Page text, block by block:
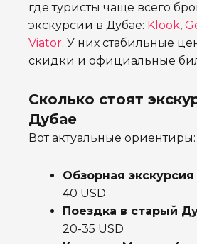
где туристы чаще всего
экскурсии в Дубае: Klook,
Viator. У них стабильные
скидки и официальные
Сколько стоят
Дубае
Вот актуальные ориентиры:
Обзорная
40 USD
Поездка в старый
20-35 USD